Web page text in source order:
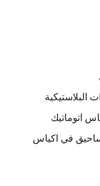
البلاستيكية
اتوماتيك
في اكياس